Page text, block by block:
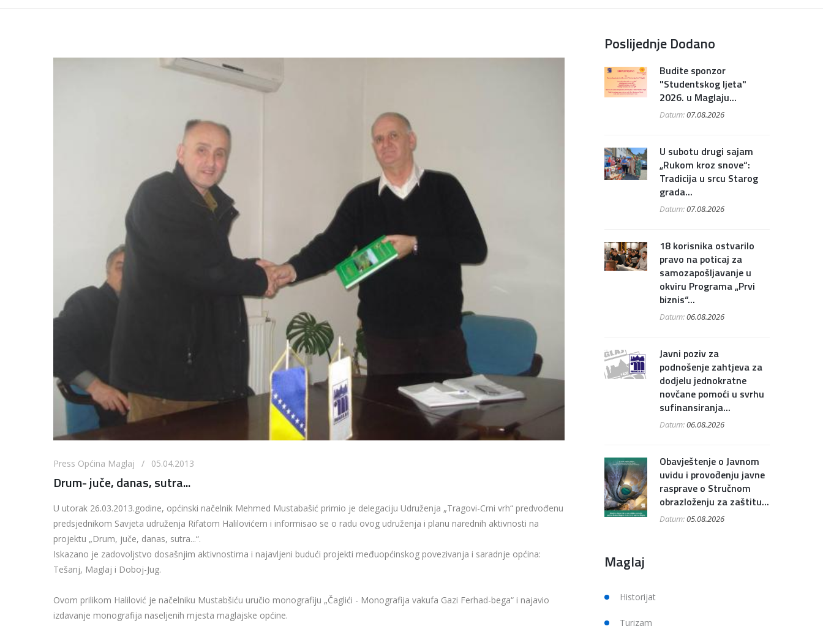
Press Općina Maglaj / 05.04.2013
Drum- juče, danas, sutra...
U utorak 26.03.2013.godine, općinski načelnik Mehmed Mustabašić primio je delegaciju Udruženja „Tragovi-Crni vrh“ predvođenu
predsjednikom Savjeta udruženja Rifatom Halilovićem i informisao se o radu ovog udruženja i planu narednih aktivnosti na
projektu „Drum, juče, danas, sutra...“.
Iskazano je zadovoljstvo dosašnjim aktivnostima i najavljeni budući projekti međuopćinskog povezivanja i saradnje općina:
Tešanj, Maglaj i Doboj-Jug.
Ovom prilikom Halilović je načelniku Mustabšiću uručio monografiju „Čaglići - Monografija vakufa Gazi Ferhad-bega“ i najavio
izdavanje monografija naseljenih mjesta maglajske općine.
Poslijednje Dodano
Budite sponzor
"Studentskog ljeta"
2026. u Maglaju...
Datum:07.08.2026
U subotu drugi sajam
„Rukom kroz snove“:
Tradicija u srcu Starog
grada...
Datum:07.08.2026
18 korisnika ostvarilo
pravo na poticaj za
samozapošljavanje u
okviru Programa „Prvi
biznis“...
Datum:06.08.2026
Javni poziv za
podnošenje zahtjeva za
dodjelu jednokratne
novčane pomoći u svrhu
sufinansiranja...
Datum:06.08.2026
Obavještenje o Javnom
uvidu i provođenju javne
rasprave o Stručnom
obrazloženju za zaštitu...
Datum:05.08.2026
Maglaj
Historijat
Turizam